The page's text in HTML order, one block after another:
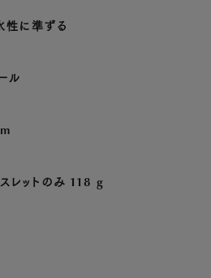
に準ずる
ル
レットのみ 118 g